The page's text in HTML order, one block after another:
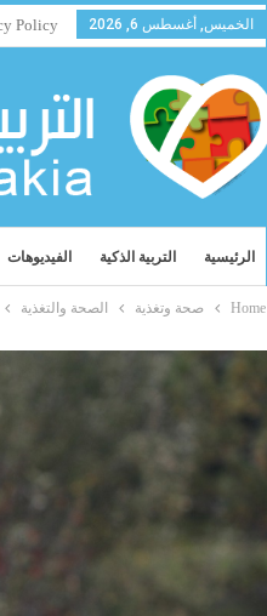
الخميس, أغسطس 6, 2026 Policy
الرئيسية التربية الذكية الفيديوهات
Home صحة وتغذية الصحة والتغذية